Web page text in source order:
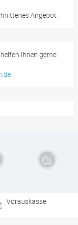
Angebot.
Ihnen gerne